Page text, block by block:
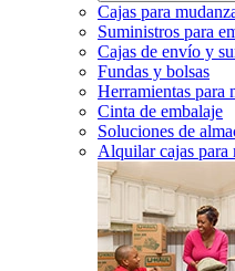
Cajas para
Suministros para
Cajas de envío y
Fundas y bolsas
Herramientas para
Cinta de embalaje
Soluciones de
Alquilar cajas para